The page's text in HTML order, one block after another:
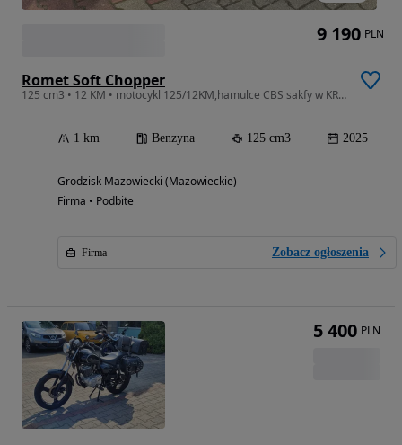
Romet Soft Chopper
125 cm3 • 12 KM • motocykl 125/12KM,hamulce CBS sakfy w KREDYCIE 0%x20rat GRODZISK
1 km Benzyna 125 cm3 2025
Grodzisk Mazowiecki (Mazowieckie)
Firma • Podbite
Firma Zobacz ogłoszenia
9 190 PLN
5 400 PLN